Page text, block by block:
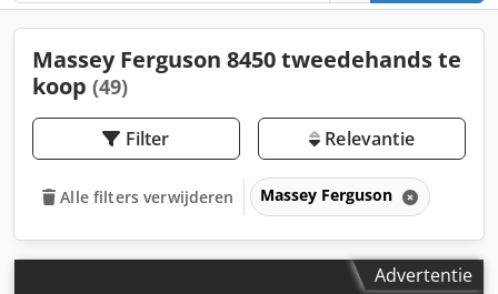
Massey Ferguson 8450 tweedehands te
koop (49)
Filter Relevantie
Alle filters verwijderen Massey Ferguson
Advertentie